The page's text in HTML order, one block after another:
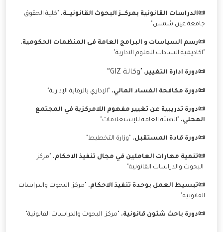
📜الدراسات القانونية بمركـــز البحوث القانونيـــة.
"كلية الحقوق
جامعة عين شمس"
📜رسم السياسات و البرامج العامة فى المنظمات الحكومية.
"اكاديمية السادات للعلوم الادارية"
📜دورة ادارة التغيير. "وكالة GIZ "
📜دورة مكافحة الفساد المالي. "الإداري بالرقابة الإدارية"
📜دورة تدريبية عن تغيير مفهوم اللامركزية في المجتمع
المحلي.
"الهيئة العامة للإستعلامات"
📜دورة قادة المستقبل. "وزارة التخطيط"
📜تنمية مهارات العاملين في مجال تنفيذ الاحكام.
"مركز
البحوث والدراسات القانونية"
📜تبسيط العمل بوحدة تنفيذ الاحكام.
"مركز البحوث والدراسات
القانونية"
📜دورة باحث شئون قانونية. "مركز البحوث والدراسات القانونية"